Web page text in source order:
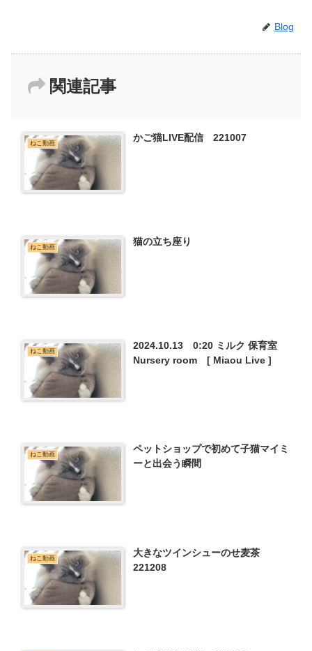
Blog
関連記事
ねこ動画 かご猫LIVE配信 221007
ねこ動画 猫の立ち座り
ねこ動画
2024.10.13 0:20 ミルク 保育室
Nursery room [ Miaou Live ]
ねこ動画
ペットショップで初めて子猫マイミ
ーと出会う瞬間
ねこ動画
大きなツインシューのせ麦茶
221208